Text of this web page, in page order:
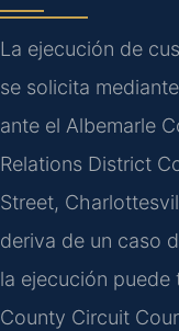
La ejecución de
se solicita
ante el Albemarle
Relations District
Street,
deriva de un caso
la ejecución puede
County Circuit